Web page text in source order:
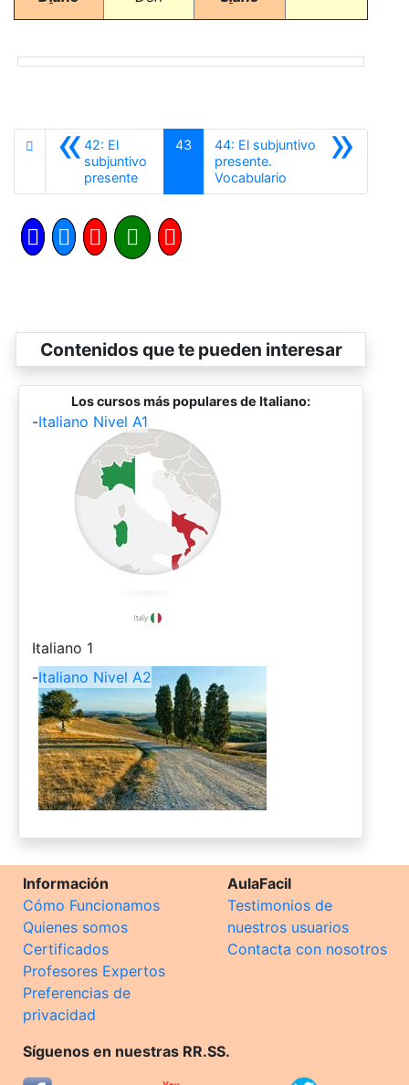
«42: El
subjuntivo
presenteAnterior
43 »
44: El subjuntivo
presente.
Vocabulario
Contenidos que te pueden interesar
Los cursos más populares de Italiano:
-Italiano Nivel A1
-
Italiano 1
-Italiano Nivel A2
Información
Cómo Funcionamos
Quienes somos
Certificados
Profesores Expertos
Preferencias de
privacidad
AulaFacil
Testimonios de
nuestros usuarios
Contacta con nosotros
Síguenos en nuestras RR.SS.